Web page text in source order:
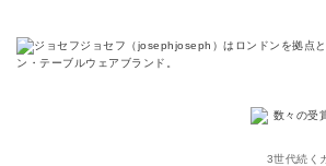
3世代続く